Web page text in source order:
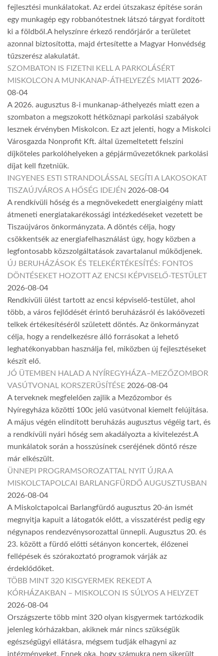
fejlesztési munkálatokat. Az erdei útszakasz építése során
egy munkagép egy robbanótestnek látszó tárgyat fordított
ki a földből.A helyszínre érkező rendőrjárőr a területet
azonnal biztosította, majd értesítette a Magyar Honvédség
tűzszerész alakulatát.
SZOMBATON IS FIZETNI KELL A PARKOLÁSÉRT
MISKOLCON A MUNKANAP-ÁTHELYEZÉS MIATT 2026-
08-04
A 2026. augusztus 8-i munkanap-áthelyezés miatt ezen a
szombaton a megszokott hétköznapi parkolási szabályok
lesznek érvényben Miskolcon. Ez azt jelenti, hogy a Miskolci
Városgazda Nonprofit Kft. által üzemeltetett felszíni
díjköteles parkolóhelyeken a gépjárművezetőknek parkolási
díjat kell fizetniük.
INGYENES ESTI STRANDOLÁSSAL SEGÍTI A LAKOSOKAT
TISZAÚJVÁROS A HŐSÉG IDEJÉN 2026-08-04
A rendkívüli hőség és a megnövekedett energiaigény miatt
átmeneti energiatakarékossági intézkedéseket vezetett be
Tiszaújváros önkormányzata. A döntés célja, hogy
csökkentsék az energiafelhasználást úgy, hogy közben a
legfontosabb közszolgáltatások zavartalanul működjenek.
ÚJ BERUHÁZÁSOK ÉS TELEKÉRTÉKESÍTÉS: FONTOS
DÖNTÉSEKET HOZOTT AZ ENCSI KÉPVISELŐ-TESTÜLET
2026-08-04
Rendkívüli ülést tartott az encsi képviselő-testület, ahol
több, a város fejlődését érintő beruházásról és lakóövezeti
telkek értékesítéséről született döntés. Az önkormányzat
célja, hogy a rendelkezésre álló forrásokat a lehető
leghatékonyabban használja fel, miközben új fejlesztéseket
készít elő.
JÓ ÜTEMBEN HALAD A NYÍREGYHÁZA–MEZŐZOMBOR
VASÚTVONAL KORSZERŰSÍTÉSE 2026-08-04
A terveknek megfelelően zajlik a Mezőzombor és
Nyíregyháza közötti 100c jelű vasútvonal kiemelt felújítása.
A május végén elindított beruházás augusztus végéig tart, és
a rendkívüli nyári hőség sem akadályozta a kivitelezést.A
munkálatok során a hosszúsínek cseréjének döntő része
már elkészült.
ÜNNEPI PROGRAMSOROZATTAL NYIT ÚJRA A
MISKOLCTAPOLCAI BARLANGFÜRDŐ AUGUSZTUSBAN
2026-08-04
A Miskolctapolcai Barlangfürdő augusztus 20-án ismét
megnyitja kapuit a látogatók előtt, a visszatérést pedig egy
négynapos rendezvénysorozattal ünnepli. Augusztus 20. és
23. között a fürdő előtti sétányon koncertek, élőzenei
fellépések és szórakoztató programok várják az
érdeklődőket.
TÖBB MINT 320 KISGYERMEK REKEDT A
KÓRHÁZAKBAN – MISKOLCON IS SÚLYOS A HELYZET
2026-08-04
Országszerte több mint 320 olyan kisgyermek tartózkodik
jelenleg kórházakban, akiknek már nincs szükségük
egészségügyi ellátásra, mégsem tudják elhagyni az
intézményeket. Ennek oka, hogy számukra nem sikerült